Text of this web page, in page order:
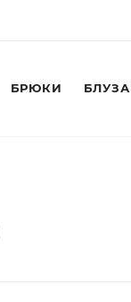
БРЮКИ БЛУЗА